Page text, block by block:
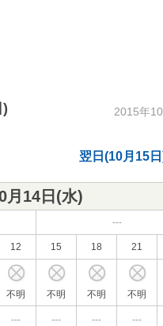
2015年
翌日(10月15
月14日(水)
---
12 15 18 21
不明 不明 不明 不明
--- --- --- ---